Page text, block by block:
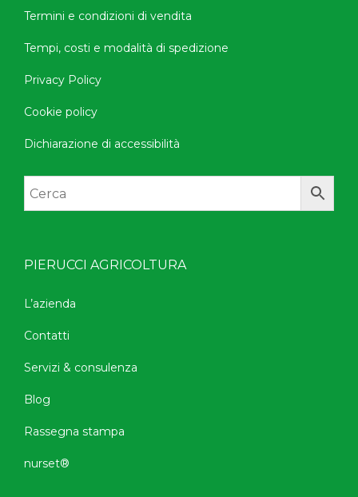
Termini e condizioni di vendita
Tempi, costi e modalità di spedizione
Privacy Policy
Cookie policy
Dichiarazione di accessibilità
PIERUCCI AGRICOLTURA
L’azienda
Contatti
Servizi & consulenza
Blog
Rassegna stampa
nurset®